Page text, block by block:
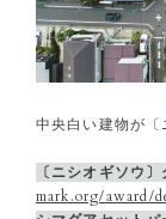
中央白い建物が〔
〔ニシオギソ
mark.org/award/